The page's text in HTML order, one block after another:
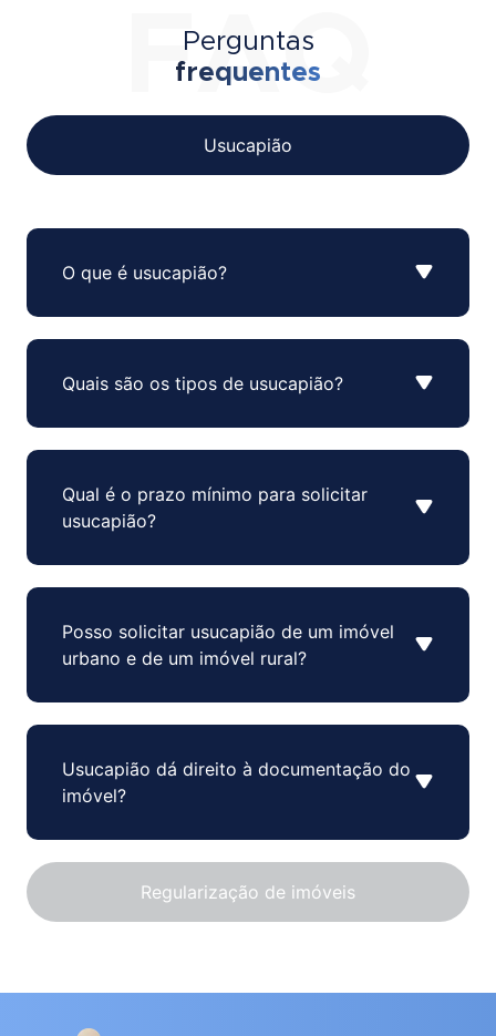
FAQ
Perguntas
frequentes
Usucapião
Regularização de imóveis
O que é usucapião?
Quais são os tipos de usucapião?
Qual é o prazo mínimo para solicitar
usucapião?
Posso solicitar usucapião de um imóvel
urbano e de um imóvel rural?
Usucapião dá direito à documentação do
imóvel?